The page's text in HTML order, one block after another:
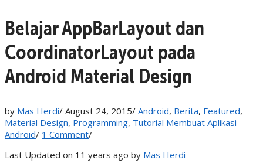
Belajar AppBarLayout dan
CoordinatorLayout pada
Android Material Design
by Mas Herdi/ August 24, 2015/ Android, Berita, Featured,
Material Design, Programming, Tutorial Membuat Aplikasi
Android/ 1 Comment/
Last Updated on 11 years ago by Mas Herdi